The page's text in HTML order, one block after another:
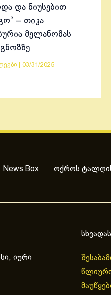
და ნიუსებით
– თიკა
მელანომას
| 03/31/2025
News Box ოქროს
იური
წლიური